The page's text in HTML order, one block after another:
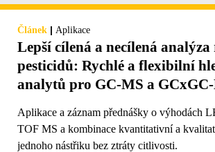
Článek | Aplikace
Lepší cílená a necílená
pesticidů: Rychlé a flexibilní
analytů pro GC-MS a
Aplikace a záznam přednášky o výhodách
TOF MS a kombinace kvantitativní a
jednoho nástřiku bez ztráty citlivosti.